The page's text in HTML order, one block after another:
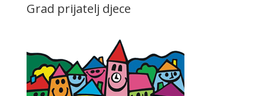
Grad prijatelj djece